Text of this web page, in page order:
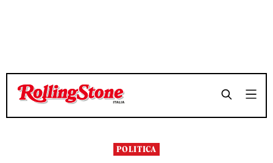
TEMPO DI LETTURA 10 MINUTI
TEMPO DI LETTURA 10 MINUTI
POLITICA